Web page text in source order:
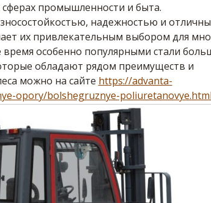
промышленности и быта.
надежностью и
их привлекательным выбором для
время особенно популярными стали
обладают рядом преимуществ и
можно на сайте https://advanta-
opory/bolshegruznye-poliuretanovye.html